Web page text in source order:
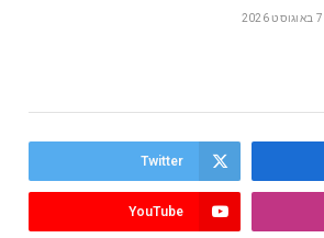
7 באוגוסט 2026
Twitter
YouTube